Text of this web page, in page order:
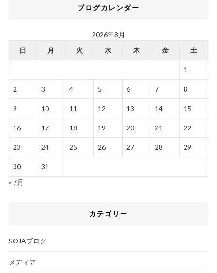
ブログカレンダー
2026年8月
日
月 火 水 木 金 土
1
2 3 4 5 6 7 8
9 10 11 12 13 14 15
16 17 18 19 20 21 22
23 24 25 26 27 28 29
30
31
« 7月
カテゴリー
SOJAブログ
メディア